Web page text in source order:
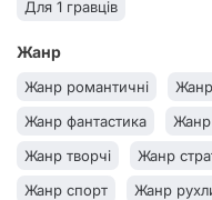
Для 1 гравців
Жанр
Жанр романтичні Жанр
Жанр фантастика
Жанр
Жанр творчі
Жанр
Жанр спорт
Жанр